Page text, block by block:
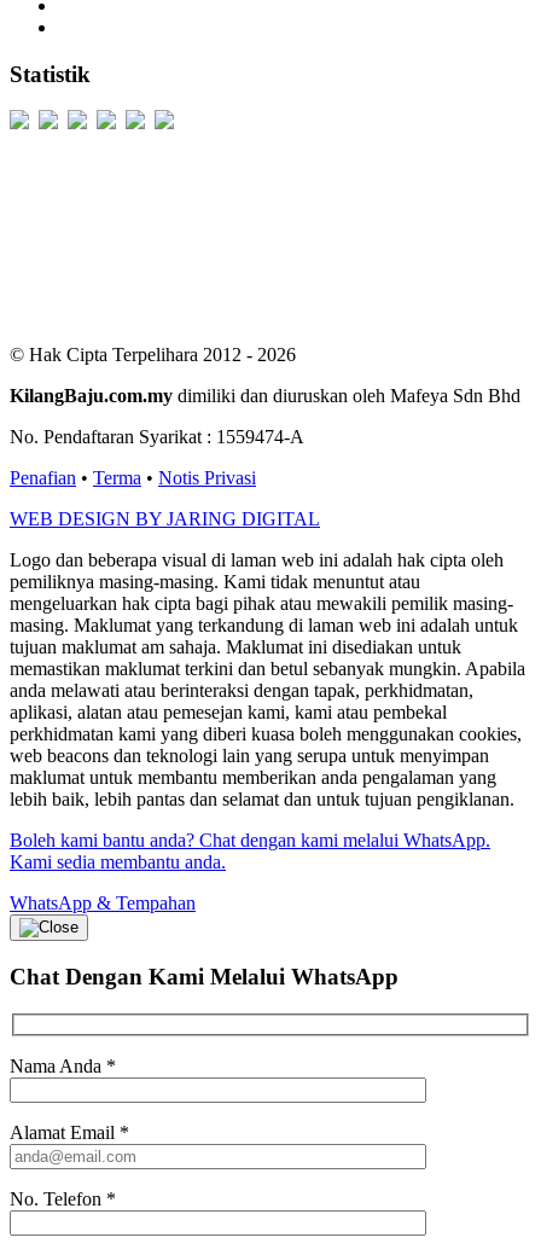
Statistik
© Hak Cipta Terpelihara 2012 - 2026
KilangBaju.com.my dimiliki dan diuruskan oleh Mafeya Sdn Bhd
No. Pendaftaran Syarikat : 1559474-A
Penafian • Terma • Notis Privasi
WEB DESIGN BY JARING DIGITAL
Logo dan beberapa visual di laman web ini adalah hak cipta oleh
pemiliknya masing-masing. Kami tidak menuntut atau
mengeluarkan hak cipta bagi pihak atau mewakili pemilik masing-
masing. Maklumat yang terkandung di laman web ini adalah untuk
tujuan maklumat am sahaja. Maklumat ini disediakan untuk
memastikan maklumat terkini dan betul sebanyak mungkin. Apabila
anda melawati atau berinteraksi dengan tapak, perkhidmatan,
aplikasi, alatan atau pemesejan kami, kami atau pembekal
perkhidmatan kami yang diberi kuasa boleh menggunakan cookies,
web beacons dan teknologi lain yang serupa untuk menyimpan
maklumat untuk membantu memberikan anda pengalaman yang
lebih baik, lebih pantas dan selamat dan untuk tujuan pengiklanan.
Boleh kami bantu anda? Chat dengan kami melalui WhatsApp.
Kami sedia membantu anda.
WhatsApp & Tempahan
Chat Dengan Kami Melalui WhatsApp
Nama Anda *
Alamat Email *
No. Telefon *